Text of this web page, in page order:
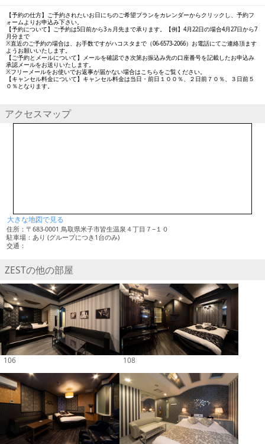
【予約の仕方】ご予約されたいお日にちのご希望プランをカレンダーからクリックし、予約フ
ォームよりお申込み下さい。
【予約について】ご予約は5日前から3ヵ月先まで承ります。【例】4月22日の場合4月27日から7
月分まで
※直近のご予約の場合は、お手数ですがハコスタまで（06-6573-2066）お電話にてご連絡頂ます
ようお願いいたします。
【ご予約とメールについて】メールを確認でき次第お振込み先の口座番号を記載したお申込み
承認メールをお送りいたします。
※フリーメールをお使いでお返事が届かない場合はこちらをご覧ください。
【キャンセル料金について】キャンセル料金は当日・前日１００％、２日前７０％、３日前５
０％となります。
アクセスマップ
大きな地図で見る
住所：〒683-0001 鳥取県米子市皆生温泉４丁目７−１０
駐車場：あり (グループにつき1台のみ)
交通：
ZESTの他の部屋
106 108